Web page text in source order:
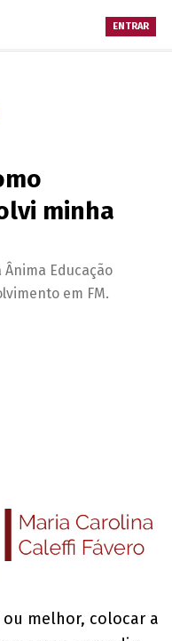
ENTRAR
minha
Educação
em FM.
ou melhor, colocar a